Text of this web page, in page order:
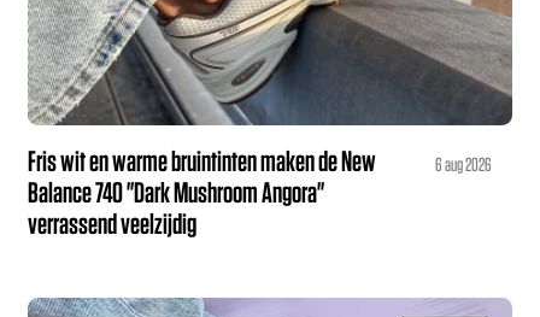
Fris wit en warme bruintinten maken de New
Balance 740 "Dark Mushroom Angora"
verrassend veelzijdig
6 aug 2026